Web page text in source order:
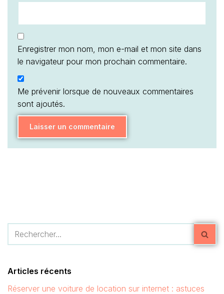
Enregistrer mon nom, mon e-mail et mon site dans
le navigateur pour mon prochain commentaire.
Me prévenir lorsque de nouveaux commentaires
sont ajoutés.
Articles récents
Réserver une voiture de location sur internet : astuces